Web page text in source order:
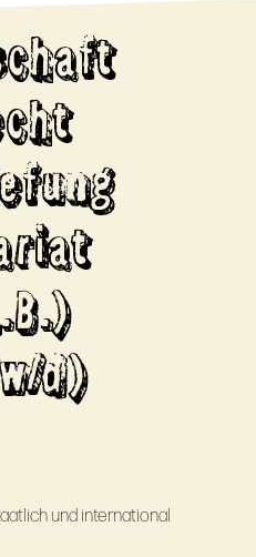
d)
und international